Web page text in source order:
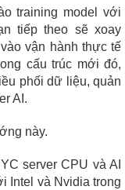
training model với
tiếp theo sẽ xoay
vận hành thực tế
cấu trúc mới đó,
phối dữ liệu, quản
AI.
này.
server CPU và AI
Intel và Nvidia trong